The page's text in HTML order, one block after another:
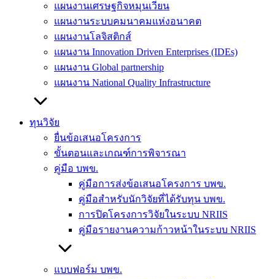
แผนงานเศรษฐกิจหมุนเวียน
แผนงานระบบคมนาคมแห่งอนาคต
แผนงานโลจิสติกส์
แผนงาน Innovation Driven Enterprises (IDEs)
แผนงาน Global partnership
แผนงาน National Quality Infrastructure
ทุนวิจัย
ยื่นข้อเสนอโครงการ
ขั้นตอนและเกณฑ์การพิจารณา
คู่มือ บพข.
คู่มือการส่งข้อเสนอโครงการ บพข.
คู่มือสำหรับนักวิจัยที่ได้รับทุน บพข.
การปิดโครงการวิจัยในระบบ NRIIS
คู่มือรายงานความก้าวหน้าในระบบ NRIIS
แบบฟอร์ม บพข.